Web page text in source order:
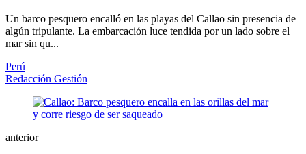
Un barco pesquero encalló en las playas del Callao sin presencia de
algún tripulante. La embarcación luce tendida por un lado sobre el
mar sin qu...
Perú
Redacción Gestión
anterior